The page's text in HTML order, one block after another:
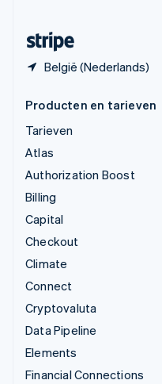
België (Nederlands)
Producten en tarieven
Tarieven
Atlas
Authorization Boost
Billing
Capital
Checkout
Climate
Connect
Cryptovaluta
Data Pipeline
Elements
Financial Connections